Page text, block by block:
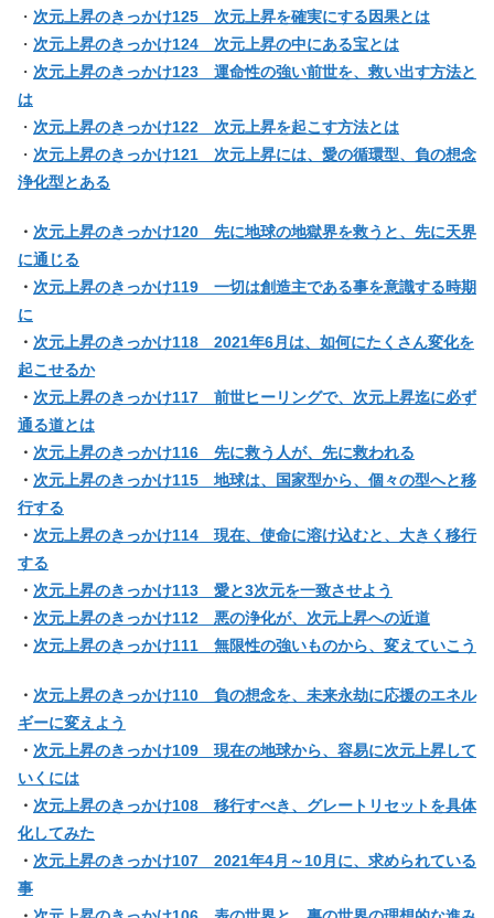
・ 次元上昇のきっかけ125 次元上昇を確実にする因果とは
・ 次元上昇のきっかけ124 次元上昇の中にある宝とは
・ 次元上昇のきっかけ123 運命性の強い前世を、救い出す方法と
は
・ 次元上昇のきっかけ122 次元上昇を起こす方法とは
・ 次元上昇のきっかけ121 次元上昇には、愛の循環型、負の想念
浄化型とある
・ 次元上昇のきっかけ120 先に地球の地獄界を救うと、先に天界
に通じる
・ 次元上昇のきっかけ119 一切は創造主である事を意識する時期
に
・ 次元上昇のきっかけ118 2021年6月は、如何にたくさん変化を
起こせるか
・ 次元上昇のきっかけ117 前世ヒーリングで、次元上昇迄に必ず
通る道とは
・ 次元上昇のきっかけ116 先に救う人が、先に救われる
・ 次元上昇のきっかけ115 地球は、国家型から、個々の型へと移
行する
・ 次元上昇のきっかけ114 現在、使命に溶け込むと、大きく移行
する
・ 次元上昇のきっかけ113 愛と3次元を一致させよう
・ 次元上昇のきっかけ112 悪の浄化が、次元上昇への近道
・ 次元上昇のきっかけ111 無限性の強いものから、変えていこう
・ 次元上昇のきっかけ110 負の想念を、未来永劫に応援のエネル
ギーに変えよう
・ 次元上昇のきっかけ109 現在の地球から、容易に次元上昇して
いくには
・ 次元上昇のきっかけ108 移行すべき、グレートリセットを具体
化してみた
・ 次元上昇のきっかけ107 2021年4月～10月に、求められている
事